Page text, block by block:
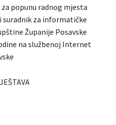
popunu radnog mjesta
suradnik za informatičke
Županije Posavske
na službenoj Internet